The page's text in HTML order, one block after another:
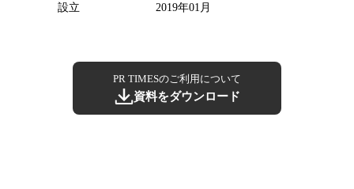
設立
2019年01月
PR TIMESのご利用について
資料をダウンロード